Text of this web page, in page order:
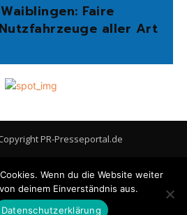
Faire
aller Art
PR-Presseportal.de
Cookie-Richtlinie (EU)
Wenn du die Website weiter
deinem Einverständnis aus.
Datenschutzerklärung